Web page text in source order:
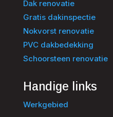
Dak renovatie
Gratis dakinspectie
Nokvorst renovatie
PVC dakbedekking
Schoorsteen renovatie
Handige links
Werkgebied